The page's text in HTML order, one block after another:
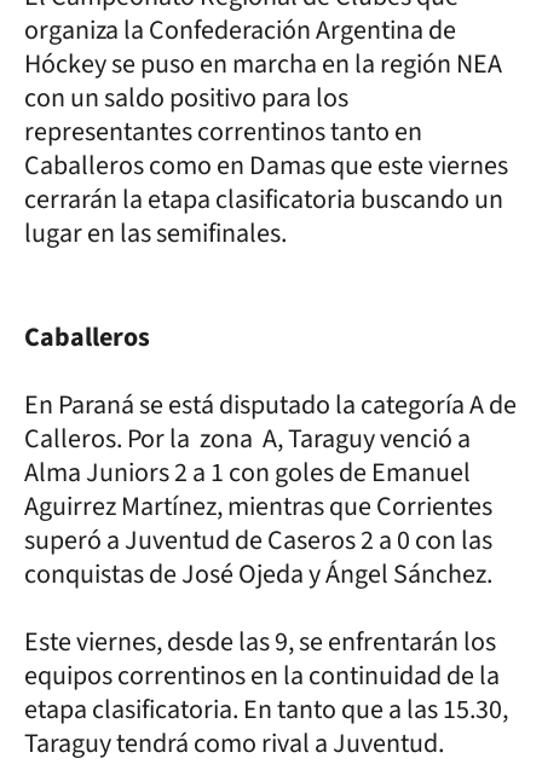
organiza la Confederación Argentina de
Hóckey se puso en marcha en la región NEA
con un saldo positivo para los
representantes correntinos tanto en
Caballeros como en Damas que este viernes
cerrarán la etapa clasificatoria buscando un
lugar en las semifinales.
Caballeros
En Paraná se está disputado la categoría A de
Calleros. Por la zona A, Taraguy venció a
Alma Juniors 2 a 1 con goles de Emanuel
Aguirrez Martínez, mientras que Corrientes
superó a Juventud de Caseros 2 a 0 con las
conquistas de José Ojeda y Ángel Sánchez.
Este viernes, desde las 9, se enfrentarán los
equipos correntinos en la continuidad de la
etapa clasificatoria. En tanto que a las 15.30,
Taraguy tendrá como rival a Juventud.